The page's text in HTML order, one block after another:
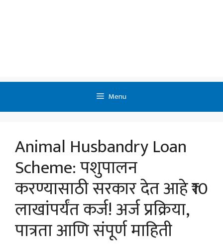
Menu
Animal Husbandry Loan
Scheme: पशुपालन
करण्यासाठी सरकार देत आहे ₹10
लाखांपर्यंत कर्ज! अर्ज प्रक्रिया,
पात्रता आणि संपूर्ण माहिती